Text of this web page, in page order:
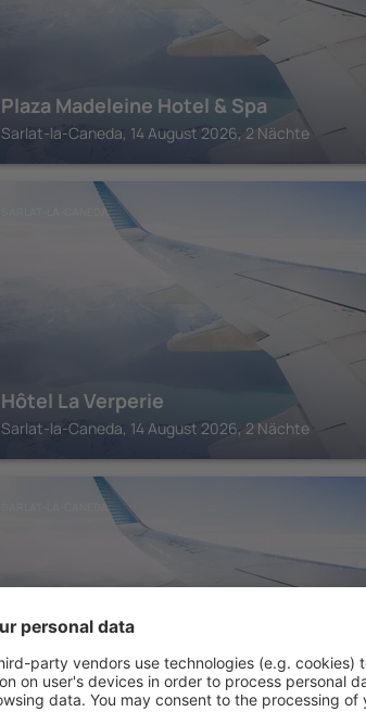
Plaza Madeleine Hotel & Spa
Sarlat-la-Caneda, 14 August 2026, 2 Nächte
SARLAT-LA-CANEDA
Hôtel La Verperie
Sarlat-la-Caneda, 14 August 2026, 2 Nächte
SARLAT-LA-CANEDA
Au Grand Hôtel de Sarlat